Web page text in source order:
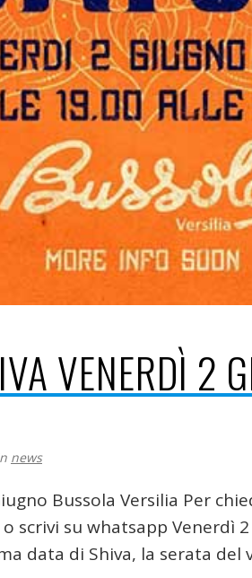
VENERDÌ 2
news
Bussola Versilia Per
scrivi su whatsapp Venerdì
data di Shiva, la serata del